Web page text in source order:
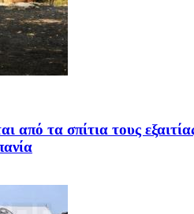
από τα σπίτια τους